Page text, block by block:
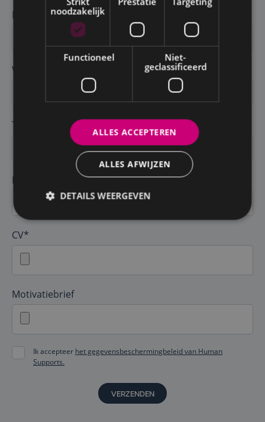
Naam *
Voornaam *
Telefoon *
E-mail *
CV*
Motivatiebrief
Ik accepteer het gegevensbeschermingbeleid van Human
Supports.
VERZENDEN
noodzakelijk
Functioneel
Niet-
geclassificeerd
ALLES ACCEPTEREN
ALLES AFWIJZEN
DETAILS WEERGEVEN